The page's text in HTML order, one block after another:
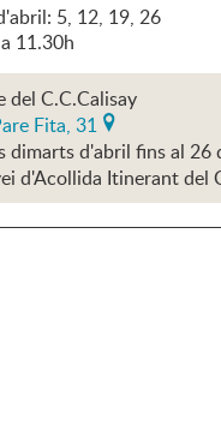
5, 12, 19, 26
11.30h
del C.C.Calisay
Fita, 31
dimarts d'abril fins al 26
d'Acollida Itinerant del